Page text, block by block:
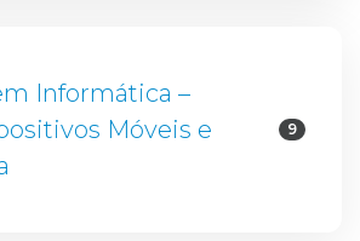
Informática –
Móveis e
9